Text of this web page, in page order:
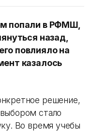
попали в РФМШ,
назад,
повлияло на
казалось
решение,
стало
Во время учебы